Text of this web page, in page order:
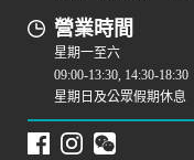
營業時間
星期一至六
09:00-13:30, 14:30-18:30
星期日及公眾假期休息